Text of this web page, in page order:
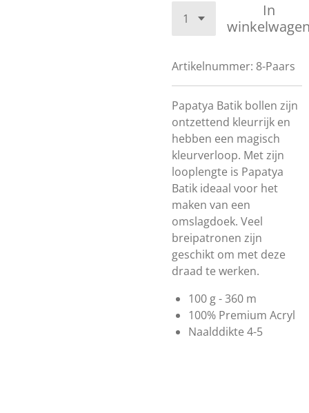
In
Artikelnummer: 8-Paars
Papatya Batik bollen zijn
ontzettend kleurrijk en
hebben een magisch
kleurverloop. Met zijn
looplengte is Papatya
Batik ideaal voor het
maken van een
omslagdoek. Veel
breipatronen zijn
geschikt om met deze
draad te werken.
100 g - 360 m
100% Premium Acryl
Naalddikte 4-5